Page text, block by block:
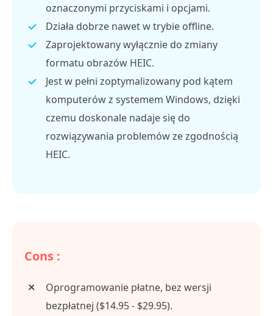
oznaczonymi przyciskami i opcjami.
Działa dobrze nawet w trybie offline.
Zaprojektowany wyłącznie do zmiany
formatu obrazów HEIC.
Jest w pełni zoptymalizowany pod kątem
komputerów z systemem Windows, dzięki
czemu doskonale nadaje się do
rozwiązywania problemów ze zgodnością
HEIC.
Cons :
Oprogramowanie płatne, bez wersji
bezpłatnej ($14.95 - $29.95).